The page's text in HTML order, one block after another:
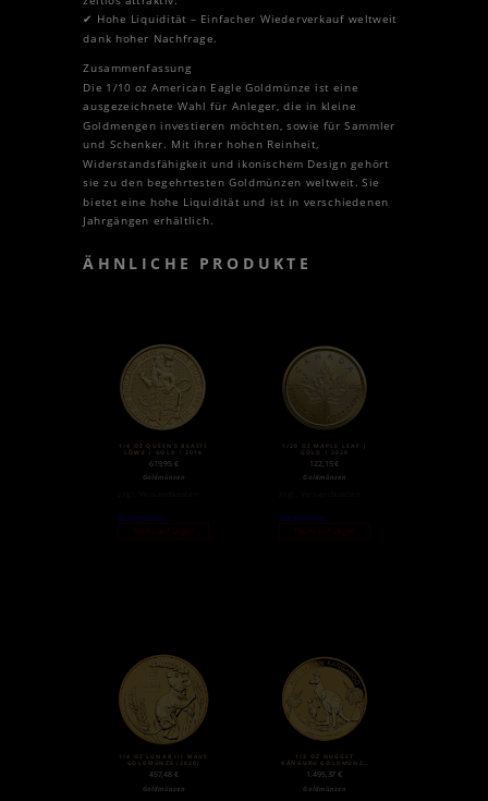
✔ Hohe Liquidität – Einfacher Wiederverkauf weltweit
dank hoher Nachfrage.
Zusammenfassung
Die 1/10 oz American Eagle Goldmünze ist eine
ausgezeichnete Wahl für Anleger, die in kleine
Goldmengen investieren möchten, sowie für Sammler
und Schenker. Mit ihrer hohen Reinheit,
Widerstandsfähigkeit und ikonischem Design gehört
sie zu den begehrtesten Goldmünzen weltweit. Sie
bietet eine hohe Liquidität und ist in verschiedenen
Jahrgängen erhältlich.
ÄHNLICHE PRODUKTE
1/4 OZ QUEEN’S BEASTS
LÖWE | GOLD | 2016
619,95 €
Goldmünzen
Weiterlesen
Nicht auf Lager
1/20 OZ MAPLE LEAF |
GOLD | 2020
122,15€
Goldmünzen
Weiterlesen
Nicht auf Lager
1/4 OZ LUNAR III MAUS
GOLDMÜNZE (2020)
457,48 €
Goldmünzen
1/2 OZ NUGGET
KÄNGURU GOLDMÜNZE
1.495,37€
Goldmünzen